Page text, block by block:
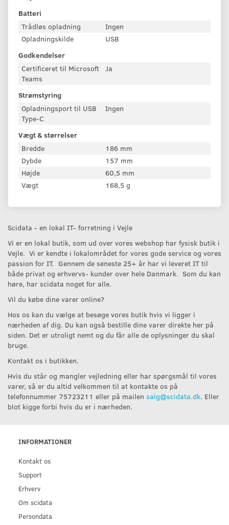
Batteri
Trådløs opladning
Ingen
Opladningskilde
USB
Godkendelser
Certificeret til Microsoft
Teams
Ja
Strømstyring
Opladningsport til USB
Type-C
Ingen
Vægt & størrelser
Bredde
186 mm
Dybde
157 mm
Højde
60,5 mm
Vægt
168,5 g
Scidata - en lokal IT- forretning i Vejle
Vi er en lokal butik, som ud over vores webshop har fysisk butik i
Vejle. Vi er kendte i lokalområdet for vores gode service og vores
passion for IT. Gennem de seneste 25+ år har vi leveret IT til
både privat og erhvervs- kunder over hele Danmark. Som du kan
høre, har scidata noget for alle.
Vil du købe dine varer online?
Hos os kan du vælge at besøge vores butik hvis vi ligger i
nærheden af dig. Du kan også bestille dine varer direkte her på
siden. Det er utroligt nemt og du får alle de oplysninger du skal
bruge.
Kontakt os i butikken.
Hvis du står og mangler vejledning eller har spørgsmål til vores
varer, så er du altid velkommen til at kontakte os på
telefonnummer 75723211 eller på mailen salg@scidata.dk. Eller
blot kigge forbi hvis du er i nærheden.
INFORMATIONER
Kontakt os
Support
Erhverv
Om scidata
Persondata